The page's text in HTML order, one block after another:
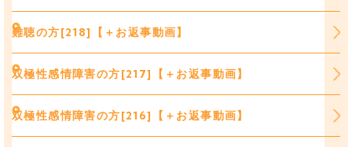
難聴の方[218]【＋お返事動画】
双極性感情障害の方[217]【＋お返事動画】
双極性感情障害の方[216]【＋お返事動画】